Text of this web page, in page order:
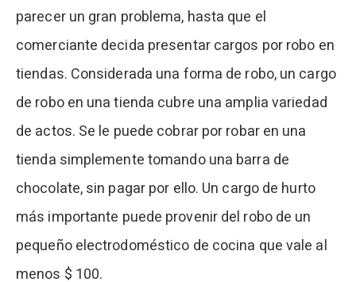
parecer un gran problema, hasta que el
comerciante decida presentar cargos por robo en
tiendas. Considerada una forma de robo, un cargo
de robo en una tienda cubre una amplia variedad
de actos. Se le puede cobrar por robar en una
tienda simplemente tomando una barra de
chocolate, sin pagar por ello. Un cargo de hurto
más importante puede provenir del robo de un
pequeño electrodoméstico de cocina que vale al
menos $ 100.